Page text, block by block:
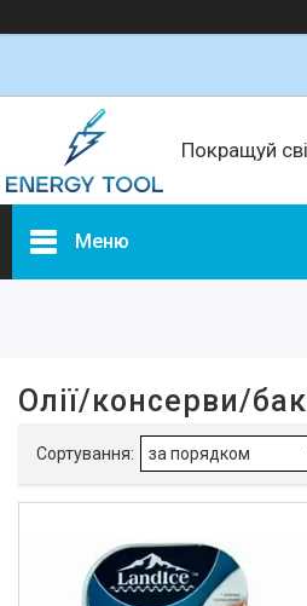
Покращуй
Меню
В наявності 43
Каталог товарів
Олії/консерви/